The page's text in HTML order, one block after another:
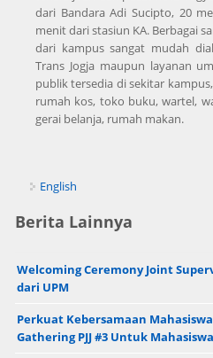
dari Bandara Adi Sucipto, 20
menit dari stasiun KA. Berbagai
dari kampus sangat mudah
Trans Jogja maupun layanan
publik tersedia di sekitar
rumah kos, toko buku, wartel,
gerai belanja, rumah makan.
English
Berita Lainnya
Welcoming Ceremony Joint
dari UPM
Perkuat Kebersamaan
Gathering PJJ #3 Untuk